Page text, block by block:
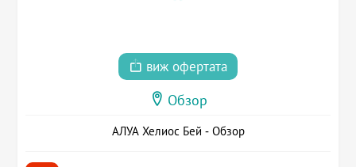
виж офертата
Обзор
АЛУА Хелиос Бей - Обзор